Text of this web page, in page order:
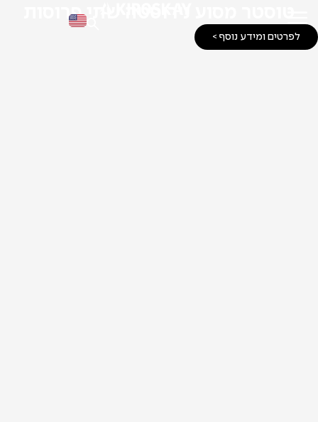
טוסטר מסוע נירוסטה שתי פרוסות
לפרטים ומידע נוסף >